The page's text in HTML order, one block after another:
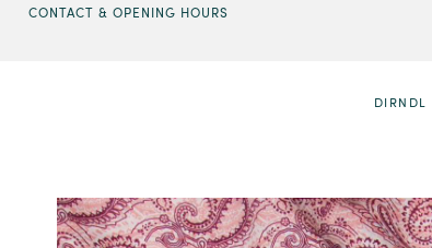
CONTACT & OPENING HOURS
DIRNDL